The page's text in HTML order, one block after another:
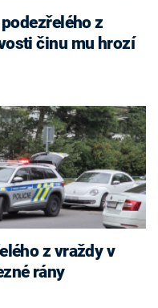
činu mu hrozí
rány